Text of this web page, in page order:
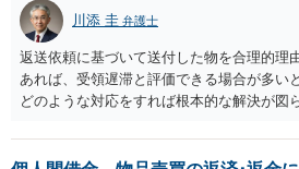
た金額について、裏付けがあるかどうかも
身元の特定、返金の理屈があると判断でき
からスタートすることになるでしょう。 ご
ことの立証は簡単ではありません。 刑事事
返金交渉で有利になる可能性がありますが
に難しいところがあります。 こちらにつ
署に被害相談をするようにしてください。
は、証拠を拝見する必要があるため、直接
川添 圭 弁護士
返送依頼に基づいて送付した物を合理的理
あれば、受領遅滞と評価できる場合が多い
どのような対応をすれば根本的な解決が図
料します。